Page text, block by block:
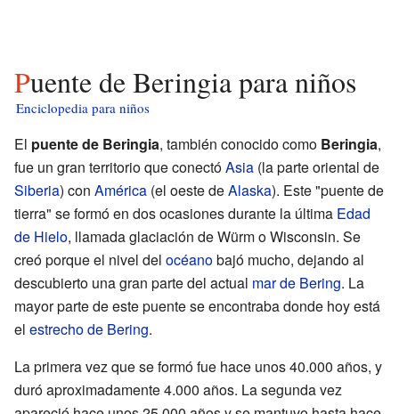
Puente de Beringia para niños
Enciclopedia para niños
El puente de Beringia, también conocido como Beringia,
fue un gran territorio que conectóAsia (la parte oriental de
Siberia) con América (el oeste deAlaska). Este "puente de
tierra" se formó en dos ocasiones durante la última Edad
de Hielo, llamada glaciación de Würm o Wisconsin. Se
creó porque el nivel del océanobajó mucho, dejando al
descubierto una gran parte del actual mar de Bering. La
mayor parte de este puente se encontraba donde hoy está
el estrecho de Bering.
La primera vez que se formó fue hace unos 40.000 años, y
duró aproximadamente 4.000 años. La segunda vez